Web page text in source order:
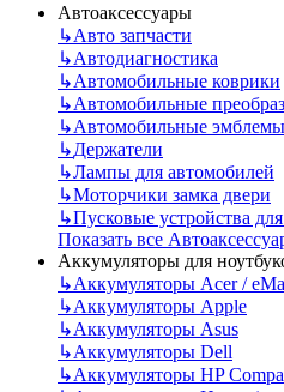
Автоаксессуары
↳Авто запчасти
↳Автодиагностика
↳Автомобильные коврики
↳Автомобильные
↳Автомобильные эмблемы
↳Держатели
↳Лампы для автомобилей
↳Моторчики замка двери
↳Пусковые устройства
Показать все
Аккумуляторы для
↳Аккумуляторы Acer /
↳Аккумуляторы Apple
↳Аккумуляторы Asus
↳Аккумуляторы Dell
↳Аккумуляторы HP